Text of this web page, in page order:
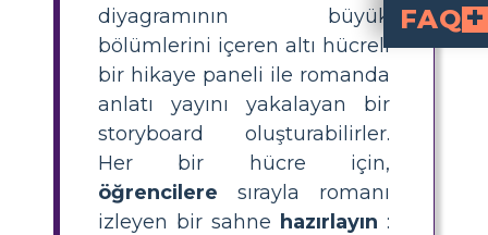
diyagramının büyük
bölümlerini içeren altı hücreli
bir hikaye paneli ile romanda
anlatı yayını yakalayan bir
storyboard oluşturabilirler.
Her bir hücre için,
öğrencilere sırayla romanı
izleyen bir sahne hazırlayın :
FAQ